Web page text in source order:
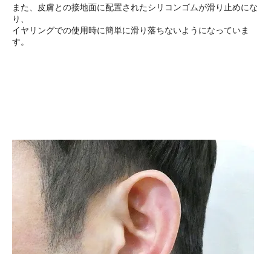
また、皮膚との接地面に配置されたシリコンゴムが滑り止めにな
り、
イヤリングでの使用時に簡単に滑り落ちないようになっていま
す。